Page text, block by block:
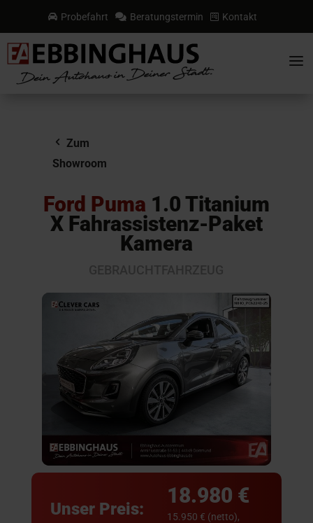
 Probefahrt  Beratungstermin  Kontakt
a
Zum
Showroom
Ford Puma 1.0 Titanium
X Fahrassistenz-Paket
Kamera
Unser Preis:
18.980 €
15.950 € (netto),